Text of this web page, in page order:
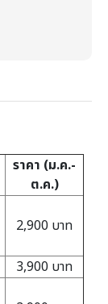
ราคา (ม.ค.-
ต.ค.)
2,900 บาท
3,900 บาท